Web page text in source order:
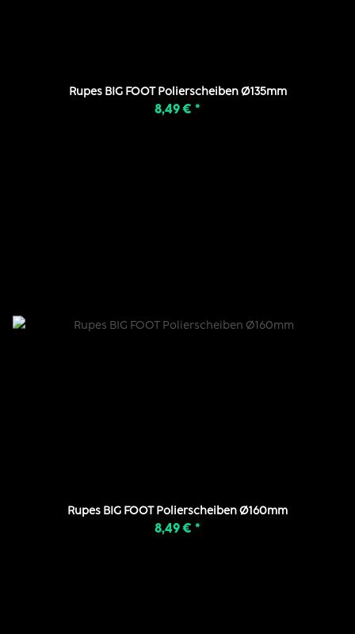
Rupes BIG FOOT Polierscheiben Ø135mm
8,49 € *
Rupes BIG FOOT Polierscheiben Ø160mm
8,49 € *